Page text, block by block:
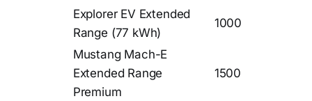
Explorer EV Extended
Range (77 kWh)
1000
Mustang Mach-E
Extended Range
Premium
1500